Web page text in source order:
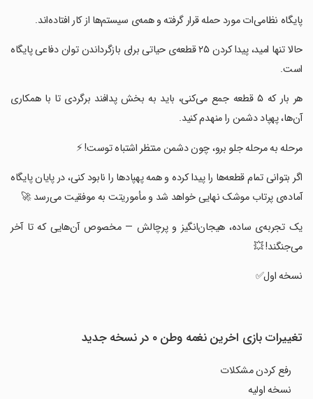
‏‏پایگاه نظامی‌ات مورد حمله قرار گرفته و همه‌ی سیستم‌ها از کار افتاده‌اند.
‏‏حالا تنها امید، پیدا کردن ۲۵ قطعه‌ی حیاتی برای بازگرداندن توان دفاعی پایگاه
است.
‏‏هر بار که ۵ قطعه جمع می‌کنی، باید به بخش پدافند برگردی تا با همکاری
آن‌ها، پهپاد دشمن را منهدم کنید.
‏‏مرحله به مرحله جلو برو، چون دشمن منتظر اشتباه توست! ⚡
‏‏اگر بتوانی تمام قطعه‌ها را پیدا کرده و همه پهپادها را نابود کنی، در پایان پایگاه
آماده‌ی پرتاب موشک نهایی خواهد شد و مأموریتت به موفقیت می‌رسد 🚀
‏‏یک تجربه‌ی ساده، هیجان‌انگیز و پرچالش — مخصوص آن‌هایی که تا آخر
می‌جنگند! 💥
‏نسخه اول✅
تغییرات بازی ‏‏اخرین نغمه وطن ۰ در نسخه جدید
رفع کردن مشکلات
نسخه اولیه